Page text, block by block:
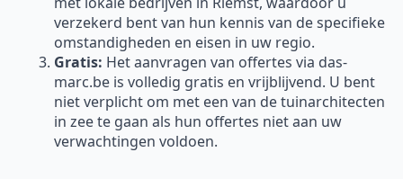
verzekerd bent van hun kennis van de specifieke
omstandigheden en eisen in uw regio.
Gratis: Het aanvragen van offertes via das-
marc.be is volledig gratis en vrijblijvend. U bent
niet verplicht om met een van de tuinarchitecten
in zee te gaan als hun offertes niet aan uw
verwachtingen voldoen.